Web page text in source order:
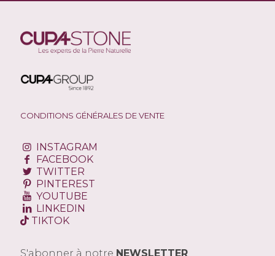
CONDITIONS GÉNÉRALES DE VENTE
INSTAGRAM
FACEBOOK
TWITTER
PINTEREST
YOUTUBE
LINKEDIN
TIKTOK
S'abonner à notre NEWSLETTER